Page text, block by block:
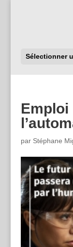
Sélectionner
Emploi
par Stéphane